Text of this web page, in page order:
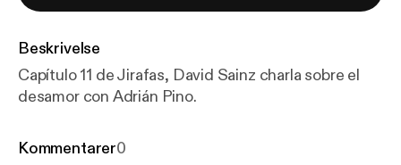
Beskrivelse
Capítulo 11 de Jirafas, David Sainz charla sobre el
desamor con Adrián Pino.
Kommentarer0